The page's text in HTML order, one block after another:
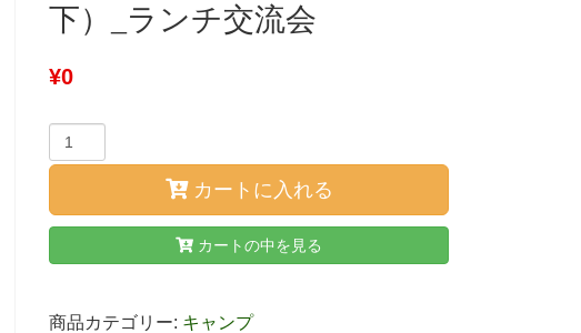
下）_ランチ交流会
¥0
カートに入れる
カートの中を見る
商品カテゴリー: キャンプ